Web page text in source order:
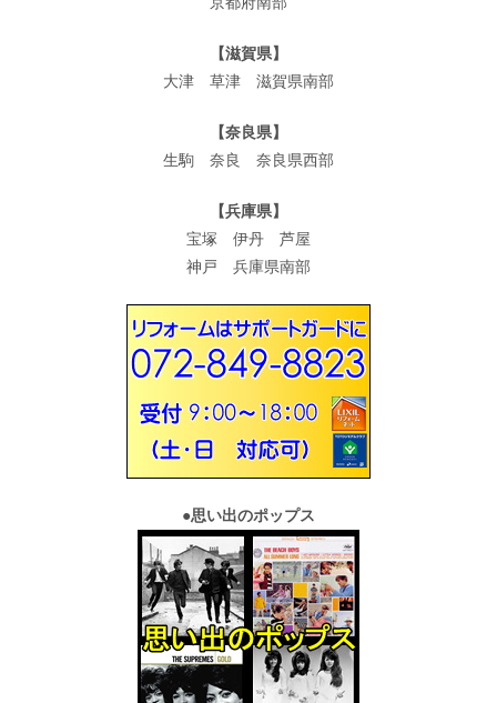
【滋賀県】
大津 草津 滋賀県南部
【奈良県】
生駒 奈良 奈良県西部
【兵庫県】
宝塚 伊丹 芦屋
神戸 兵庫県南部
●思い出のポップス